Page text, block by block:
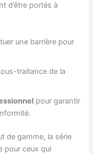
d’être portés à
une barrière pour
traitance de la
pour garantir
de gamme, la série
pour ceux qui